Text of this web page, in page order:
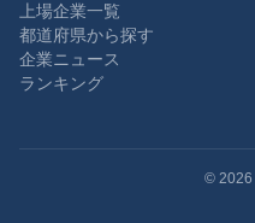
上場企業一覧
都道府県から探す
企業ニュース
ランキング
© 2026